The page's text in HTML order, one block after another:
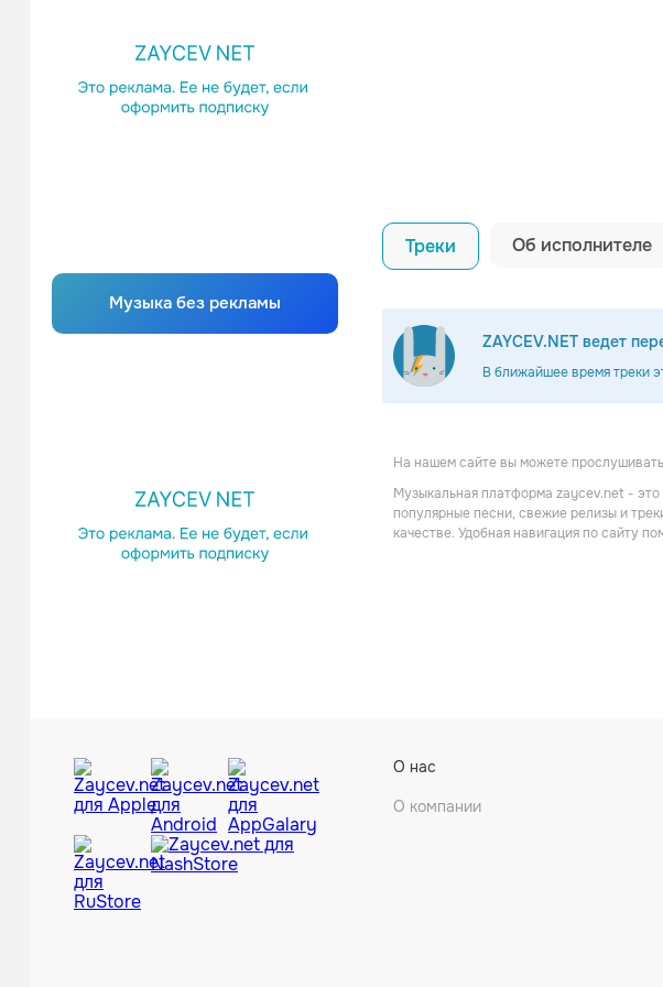
Музыка без рекламы
Треки Об исполнителе
ZAYCEV.NET ведет
В ближайшее время треки
Lobo
Поп
На нашем сайте вы можете
Музыкальная платформа zaycev.net - это
популярные песни, свежие релизы и
качестве. Удобная навигация по сайту
О нас
О компании